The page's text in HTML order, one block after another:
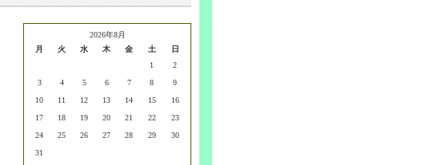
2026年8月
月
火 水 木 金 土
日
1
2
3
4 5 6 7 8
9
10
11 12 13 14 15
16
17
18 19 20 21 22
23
24
25 26 27 28 29
30
31